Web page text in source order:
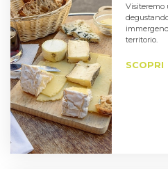
Visiteremo
territorio.
SCOPRI